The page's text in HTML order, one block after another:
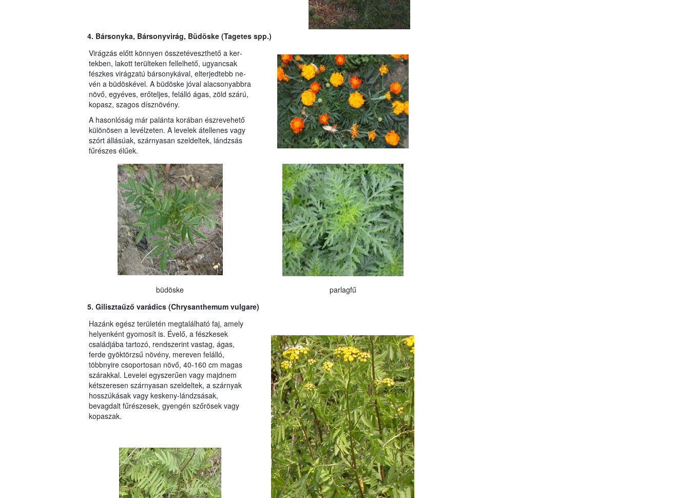
4. Bársonyka, Bársonyvirág, Büdöske (Tagetes spp.)
Virágzás előtt könnyen összetéveszthető a ker­
tekben, lakott terülteken fellelhető, ugyancsak
fészkes virágzatú bársonykával, elterjedtebb ne­
vén a büdöskével. A büdöske jóval alacso­nyabbra
növő, egyéves, erőteljes, felálló ágas, zöld szárú,
kopasz, szagos dísznövény.
A hasonlóság már palánta korában észrevehető
különösen a levélzeten. A levelek átellenes vagy
szórt állásúak, szárnyasan szeldeltek, lándzsás
fűrészes élűek.
büdöske
parlagfű
5. Gilisztaűző varádics (Chrysanthemum vulgare)
Hazánk egész területén megtalálható faj, amely
helyenként gyomosít is. Évelő, a fész­kesek
családjába tartozó, rendszerint vastag, ágas,
ferde gyöktörzsű növény, mereven felálló,
többnyire csoportosan növő, 40-160 cm magas
szárakkal. Levelei egyszerűen vagy majdnem
kétszeresen szárnyasan szeldeltek, a szárnyak
hosszúkásak vagy keskeny-lándzsásak,
bevagdalt fűrészesek, gyengén szőrösek vagy
kopaszak.